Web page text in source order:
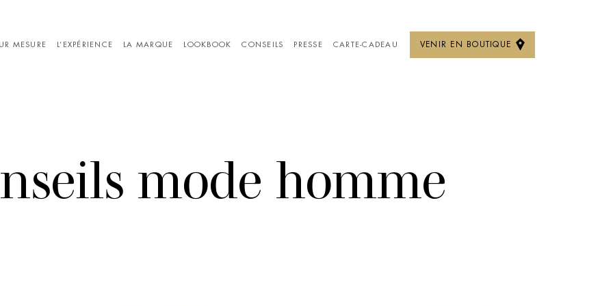
MESURE L’EXPÉRIENCE LA MARQUE LOOKBOOK CONSEILS PRESSE CARTE-CADEAU VENIR EN BOUTIQUE
mode homme